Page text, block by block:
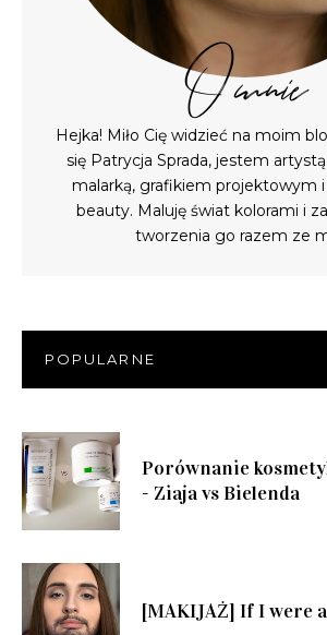
O mnie
Hejka! Miło Cię widzieć na moim
się Patrycja Sprada, jestem
malarką, grafikiem projektowym
beauty. Maluję świat kolorami i
tworzenia go razem ze
POPULARNE
Porównanie
- Ziaja vs Bielenda
[MAKIJAŻ] If I were